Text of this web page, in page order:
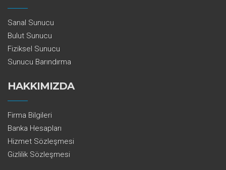
Sanal Sunucu
Bulut Sunucu
Fiziksel Sunucu
Sunucu Barındırma
HAKKIMIZDA
Firma Bilgileri
Banka Hesapları
Hizmet Sözleşmesi
Gizlilik Sözleşmesi